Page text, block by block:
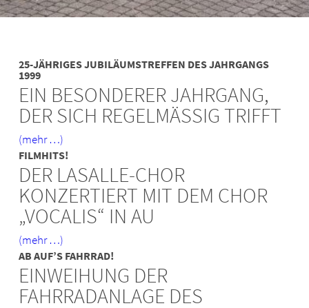
25-JÄHRIGES JUBILÄUMSTREFFEN DES JAHRGANGS
1999
EIN BESONDERER JAHRGANG,
DER SICH REGELMÄSSIG TRIFFT
(mehr …)
FILMHITS!
DER LASALLE-CHOR
KONZERTIERT MIT DEM CHOR
„VOCALIS“ IN AU
(mehr …)
AB AUF’S FAHRRAD!
EINWEIHUNG DER
FAHRRADANLAGE DES